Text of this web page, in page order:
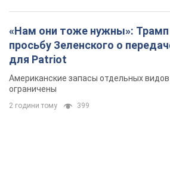
«Нам они тоже нужны»: Трамп
просьбу Зеленского о
для Patriot
Американские запасы отдельных
ограничены
2 години тому 399